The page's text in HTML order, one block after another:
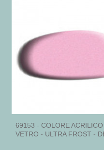
69153 - COLORE
VETRO - ULTRA FROST -